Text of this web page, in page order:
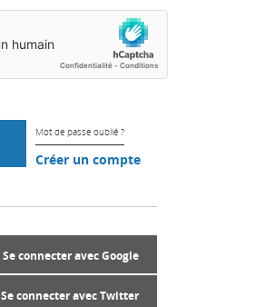
Mot de passe oublié ?
Créer un compte
Se connecter avec Google
Se connecter avec Twitter